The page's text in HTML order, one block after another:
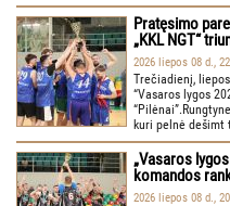
Pratęsimo
„KKL NGT“
2026 liepos 08 d.,
Trečiadienį,
“Vasaros lygos
kuri pelnė dešimt
„Vasaros
komandos
2026 liepos 08 d.,